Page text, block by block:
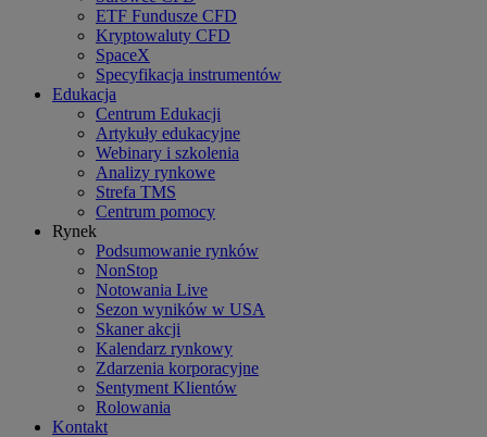
ETF Fundusze CFD
Kryptowaluty CFD
SpaceX
Specyfikacja instrumentów
Edukacja
Centrum Edukacji
Artykuły edukacyjne
Webinary i szkolenia
Analizy rynkowe
Strefa TMS
Centrum pomocy
Rynek
Podsumowanie rynków
NonStop
Notowania Live
Sezon wyników w USA
Skaner akcji
Kalendarz rynkowy
Zdarzenia korporacyjne
Sentyment Klientów
Rolowania
Kontakt